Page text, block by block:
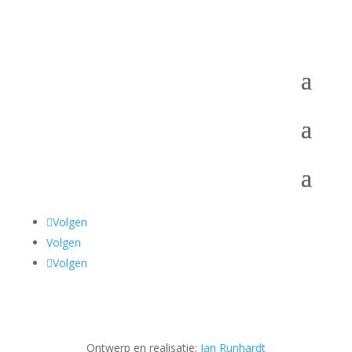
Volgen
Volgen
Volgen
Ontwerp en realisatie: Jan Runhardt